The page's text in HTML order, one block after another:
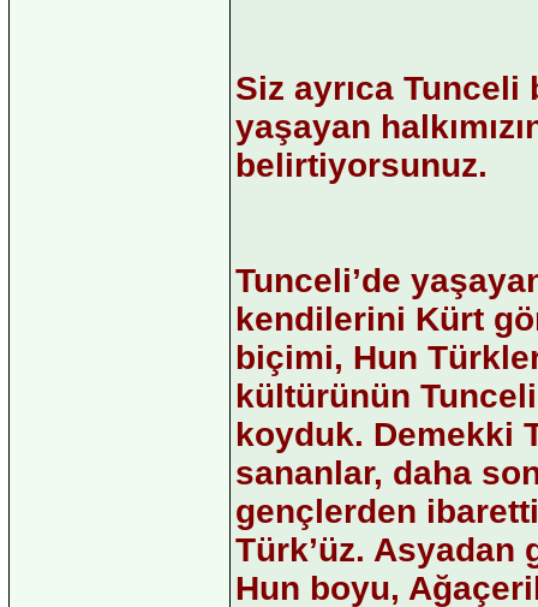
Siz ayrıca Tunceli
yaşayan
belirtiyorsunuz.
Tunceli’de
kendilerini Kürt
biçimi, Hun
kültürünün
koyduk. Demekki
sananlar, daha
gençlerden
Türk’üz. Asyadan
Hun boyu,